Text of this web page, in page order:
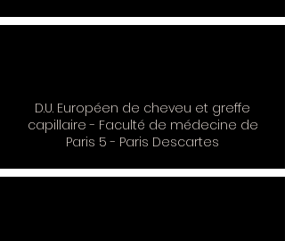
D.U. Européen de cheveu et greffe
capillaire - Faculté de médecine de
Paris 5 - Paris Descartes